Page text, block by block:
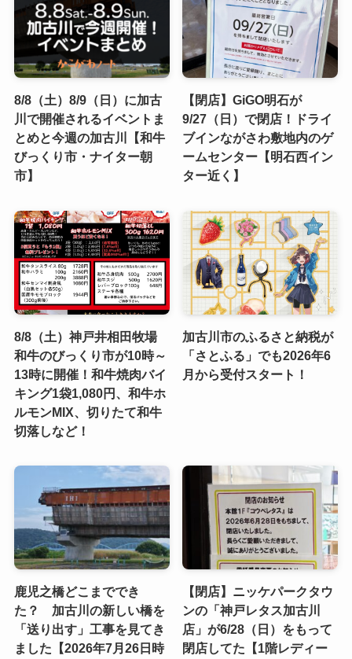
8/8（土）8/9（日）に加古
川で開催されるイベントま
とめと今週の加古川【和牛
びっくり市・ナイター朝
市】
【閉店】GiGO明石が
9/27（日）で閉店！ドライ
ブインながさわ敷地内のゲ
ームセンター【明石西イン
ター近く】
8/8（土）神戸井相田牧場
和牛のびっくり市が10時～
13時に開催！和牛焼肉バイ
キング1袋1,080円、和牛ホ
ルモンMIX、切りたて和牛
切落しなど！
加古川市のふるさと納税が
「さとふる」でも2026年6
月から受付スタート！
鹿児之橋どこまででき
た？ 加古川の新しい橋を
「送り出す」工事を見てき
ました【2026年7月26日時
【閉店】ニッケパークタウ
ンの「神戸レタス加古川
店」が6/28（日）をもって
閉店してた【1階レディー